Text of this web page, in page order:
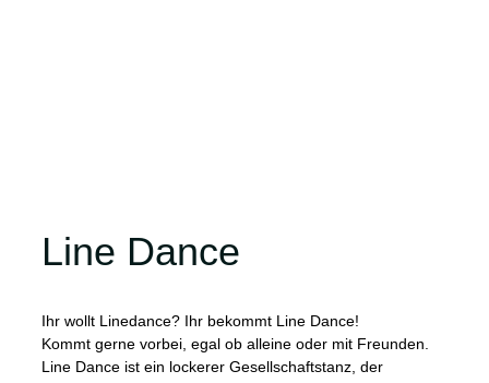
Line Dance
Ihr wollt Linedance? Ihr bekommt Line Dance!
Kommt gerne vorbei, egal ob alleine oder mit Freunden.
Line Dance ist ein lockerer Gesellschaftstanz, der